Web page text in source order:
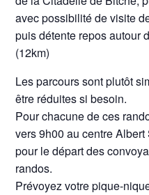
avec possibilité de visite
puis détente repos autour
(12km)
Les parcours sont plutôt
être réduites si besoin.
Pour chacune de ces
vers 9h00 au centre
pour le départ des
randos.
Prévoyez votre pique-